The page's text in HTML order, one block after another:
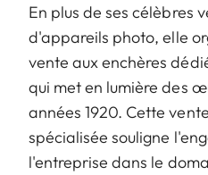
En plus de ses célèbres
d'appareils photo, elle
vente aux enchères
qui met en lumière des
années 1920. Cette
spécialisée souligne
l'entreprise dans le